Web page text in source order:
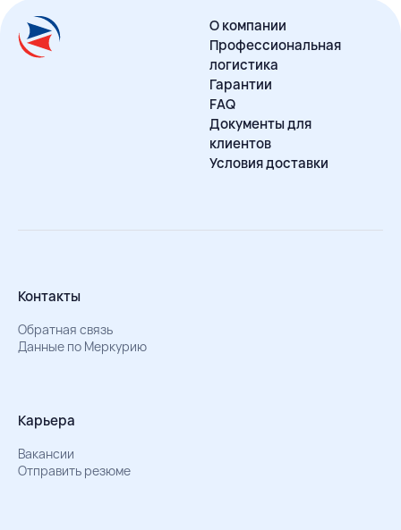
О компании
Профессиональная
логистика
Гарантии
FAQ
Документы для
клиентов
Условия доставки
Контакты
Обратная связь
Данные по Меркурию
Карьера
Вакансии
Отправить резюме